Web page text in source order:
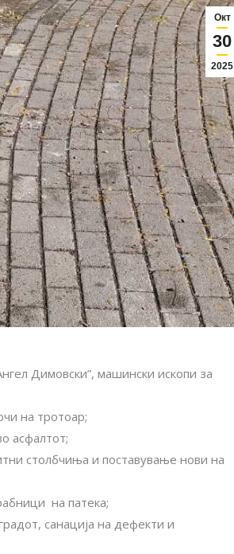
Окт
30
2025
Димовски”, машински ископи за
на тротоар;
асфалтот;
столбчиња и поставување нови на
на патека;
санација на дефекти и